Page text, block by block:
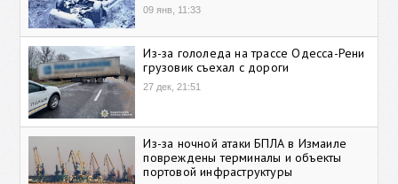
09 янв, 11:33
Из-за гололеда на трассе Одесса-Рени
грузовик съехал с дороги
27 дек, 21:51
Из-за ночной атаки БПЛА в Измаиле
повреждены терминалы и объекты
портовой инфраструктуры